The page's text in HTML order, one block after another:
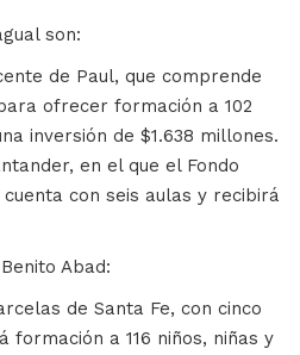
son:
de Paul, que comprende
ofrecer formación a 102
inversión de $1.638 millones.
en el que el Fondo
con seis aulas y recibirá
Abad:
de Santa Fe, con cinco
formación a 116 niños, niñas y